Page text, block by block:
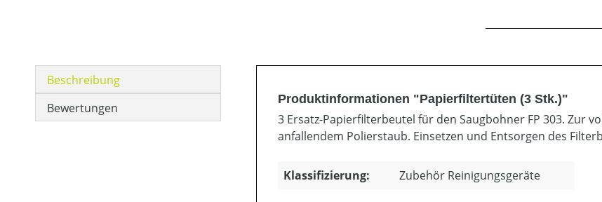
Beschreibung
Bewertungen
Produktinformationen "Papierfiltertüten (3 Stk.)"
3 Ersatz-Papierfilterbeutel für den Saugbohner FP 303. Zur
anfallendem Polierstaub. Einsetzen und Entsorgen des
Klassifizierung: Zubehör Reinigungsgeräte